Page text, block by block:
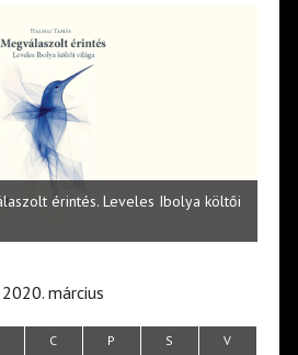
érintés. Leveles Ibolya költői
2020. március
C P S V